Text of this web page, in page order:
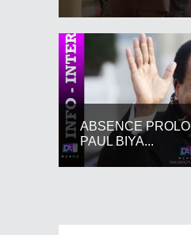
ABSENCE
PAUL BIYA...